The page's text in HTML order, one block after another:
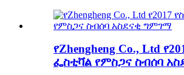
የZhengheng Co., Ltd
ፌስቲቫል የምስጋና ስብሰባ